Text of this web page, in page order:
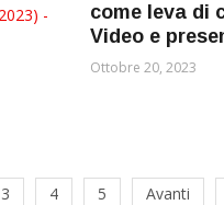
come leva di
Video e
Ottobre 20, 2023
3 4 5 Avanti